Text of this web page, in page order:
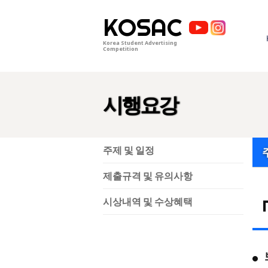
KOSAC
Korea Student Advertising
Competition
시행요강
주제 및 일정
제출규격 및 유의사항
시상내역 및 수상혜택
●